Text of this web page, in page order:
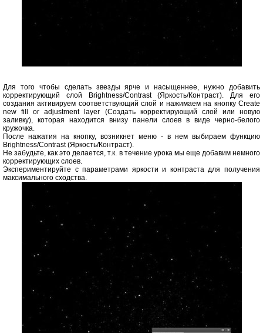
Для того чтобы сделать звезды ярче и насыщеннее, нужно добавить
корректирующий слой Brightness/Contrast (Яркость/Контраст). Для его
создания активируем соответствующий слой и нажимаем на кнопку Create
new fill or adjustment layer (Создать корректирующий слой или новую
заливку), которая находится внизу панели слоев в виде черно-белого
кружочка.
После нажатия на кнопку, возникнет меню - в нем выбираем функцию
Brightness/Contrast (Яркость/Контраст).
Не забудьте, как это делается, т.к. в течение урока мы еще добавим немного
корректирующих слоев.
Экспериментируйте с параметрами яркости и контраста для получения
максимального сходства.